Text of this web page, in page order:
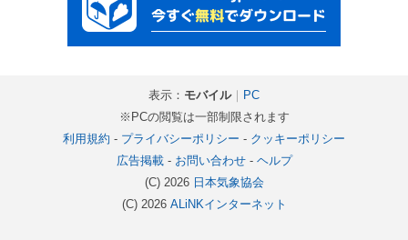
表示： モバイル｜ PC
※PCの閲覧は一部制限されます
利用規約 - プライバシーポリシー - クッキーポリシー
広告掲載- お問い合わせ- ヘルプ
(C) 2026 日本気象協会
(C) 2026 ALiNKインターネット